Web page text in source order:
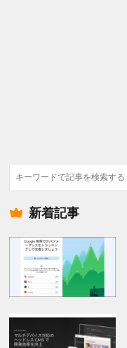
検
索
新着記事